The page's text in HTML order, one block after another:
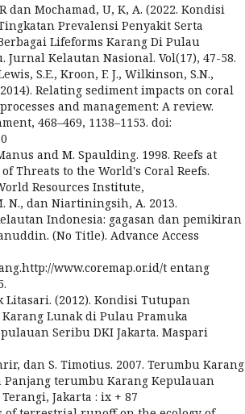
dan Mochamad, U, K, A. (2022. Kondisi
Prevalensi Penyakit Serta
Lifeforms Karang Di Pulau
Kelautan Nasional. Vol(17), 47-58.
S.E., Kroon, F. J., Wilkinson, S.N.,
Relating sediment impacts on coral
and management: A review.
468–469, 1138–1153. doi:
and M. Spaulding. 1998. Reefs at
Threats to the World's Coral Reefs.
Resources Institute,
N., dan Niartiningsih, A. 2013.
Indonesia: gagasan dan pemikiran
(No Title). Advance Access
www.coremap.or.id/t entang
Litasari. (2012). Kondisi Tutupan
Lunak di Pulau Pramuka
Seribu DKI Jakarta. Maspari
dan S. Timotius. 2007. Terumbu Karang
Panjang terumbu Karang Kepulauan
Jakarta : ix + 87